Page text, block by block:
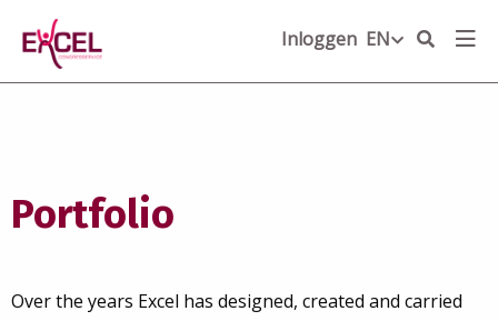
Inloggen EN
Portfolio
Over the years Excel has designed, created and carried